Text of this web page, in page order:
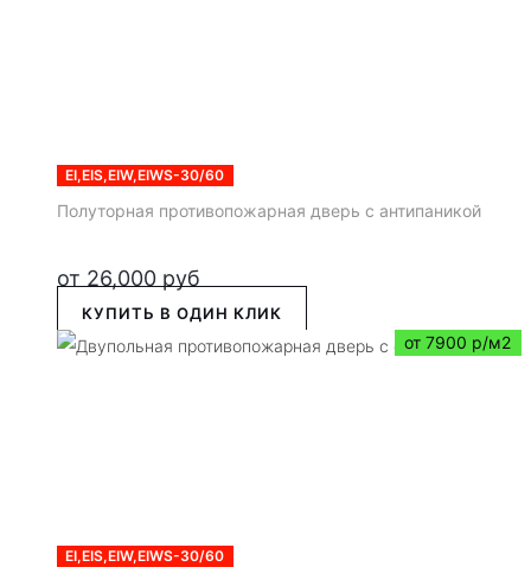
EI,EIS,EIW,EIWS-30/60
Полуторная противопожарная дверь с антипаникой
от 26,000 руб
КУПИТЬ В ОДИН КЛИК
от 7900 р/м2
EI,EIS,EIW,EIWS-30/60